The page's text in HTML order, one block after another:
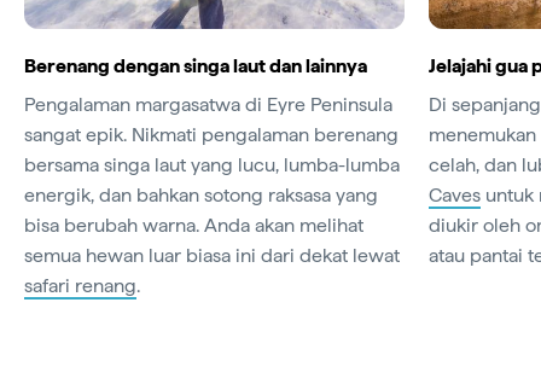
Berenang dengan singa laut dan lainnya
Pengalaman margasatwa di Eyre Peninsula
sangat epik. Nikmati pengalaman berenang
bersama singa laut yang lucu, lumba-lumba
energik, dan bahkan sotong raksasa yang
bisa berubah warna. Anda akan melihat
semua hewan luar biasa ini dari dekat lewat
safari renang.
Jelajahi gua
Di
celah, dan
Caves untuk
diukir oleh
atau pantai